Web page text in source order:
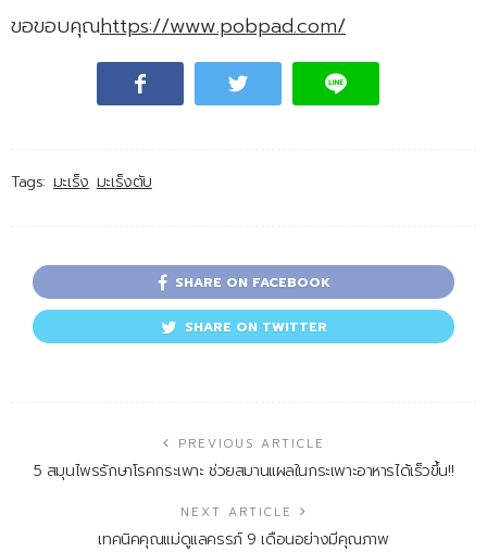
ขอขอบคุณhttps://www.pobpad.com/
Tags: มะเร็ง มะเร็งตับ
SHARE ON FACEBOOK
SHARE ON TWITTER
PREVIOUS ARTICLE
5 สมุนไพรรักษาโรคกระเพาะ ช่วยสมานแผลในกระเพาะอาหารได้เร็วขึ้น!!
NEXT ARTICLE
เทคนิคคุณแม่ดูแลครรภ์ 9 เดือนอย่างมีคุณภาพ